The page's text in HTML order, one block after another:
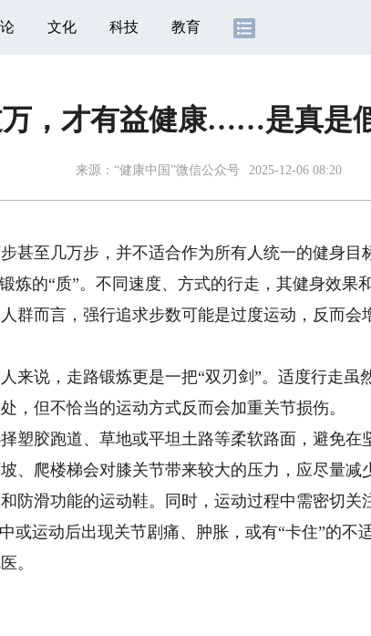
文化 科技 教育
，才有益健康……是真是
来源： “健康中国”微信公众号 2025-12-06 08:20
至几万步，并不适合作为所有人统一的健身目
炼的“质”。不同速度、方式的行走，其健身效果
群而言，强行追求步数可能是过度运动，反而会
说，走路锻炼更是一把“双刃剑”。适度行走虽
，但不恰当的运动方式反而会加重关节损伤。
胶跑道、草地或平坦土路等柔软路面，避免在
、爬楼梯会对膝关节带来较大的压力，应尽量减
防滑功能的运动鞋。同时，运动过程中需密切关
或运动后出现关节剧痛、肿胀，或有“卡住”的不
。